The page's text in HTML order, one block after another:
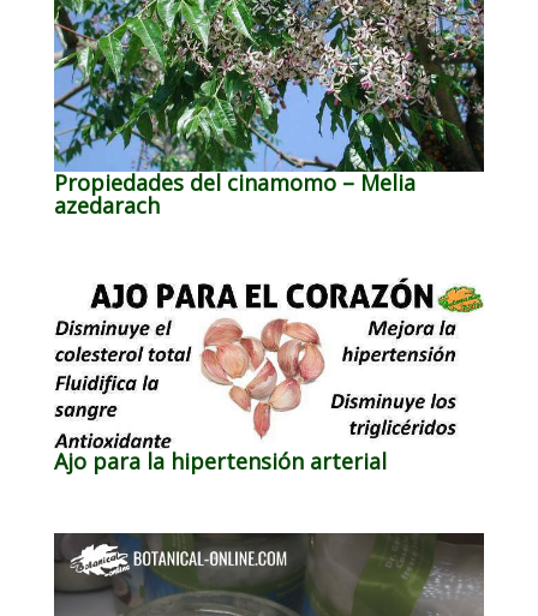
Propiedades del cinamomo – Melia
azedarach
Ajo para la hipertensión arterial